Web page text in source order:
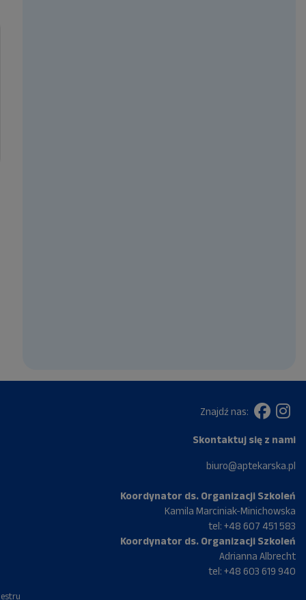
Znajdź nas:
Skontaktuj się z nami
biuro@aptekarska.pl
Koordynator ds. Organizacji Szkoleń
Kamila Marciniak-Minichowska
tel: +48 607 451 583
Koordynator ds. Organizacji Szkoleń
Adrianna Albrecht
tel: +48 603 619 940